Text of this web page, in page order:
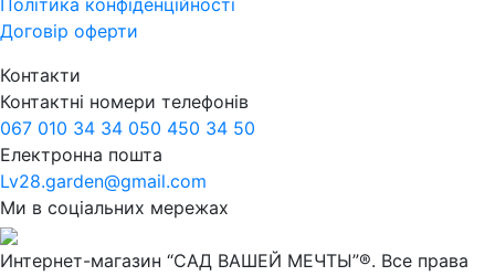
Політика конфіденційності
Договір оферти
Контакти
Контактні номери телефонів
067 010 34 34 050 450 34 50
Електронна пошта
Lv28.garden@gmail.com
Ми в соціальних мережах
Интернет-магазин “САД ВАШЕЙ МЕЧТЫ”®. Все права